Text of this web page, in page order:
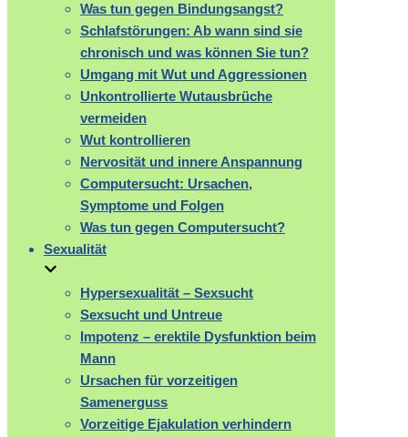
Was tun gegen Bindungsangst?
Schlafstörungen: Ab wann sind sie
chronisch und was können Sie tun?
Umgang mit Wut und Aggressionen
Unkontrollierte Wutausbrüche
vermeiden
Wut kontrollieren
Nervosität und innere Anspannung
Computersucht: Ursachen,
Symptome und Folgen
Was tun gegen Computersucht?
Sexualität
Hypersexualität – Sexsucht
Sexsucht und Untreue
Impotenz – erektile Dysfunktion beim
Mann
Ursachen für vorzeitigen
Samenerguss
Vorzeitige Ejakulation verhindern